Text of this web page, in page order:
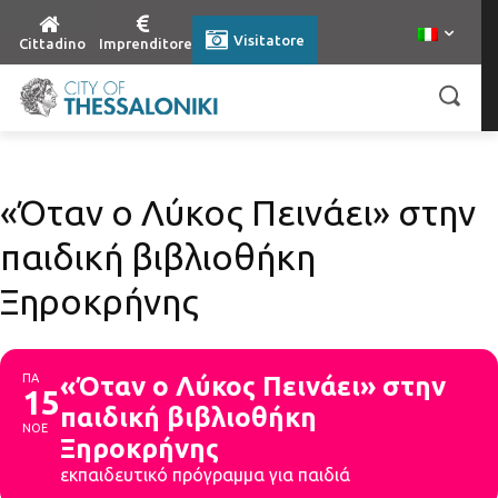
Cittadino Imprenditore Visitatore
«Όταν ο Λύκος Πεινάει» στην
παιδική βιβλιοθήκη
Ξηροκρήνης
ΠΑ
15
ΝΟΕ
«Όταν ο Λύκος Πεινάει» στην
παιδική βιβλιοθήκη
Ξηροκρήνης
εκπαιδευτικό πρόγραμμα για παιδιά